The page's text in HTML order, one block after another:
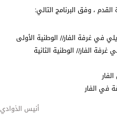
، وفق البرنامج التالي:
في غرفة الفار// الوطنية الأولى
الفار// الوطنية الثانية
في الفار
أنيس الذوادي